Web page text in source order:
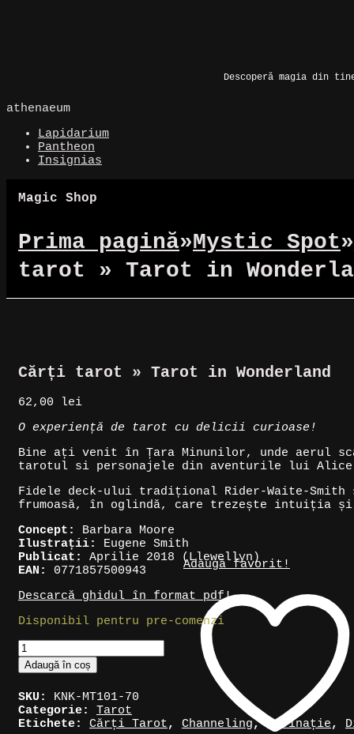
Descoperă magia din
athenaeum
Lapidarium
Pantheon
Insignias
Magic Shop
Prima pagină»Mystic Spot»
tarot » Tarot in
Cărți tarot » Tarot in Wonderland
62,00
lei
O experiență de tarot cu delicii curioase!
Bine ați venit în Țara Minunilor, unde aerul
tarotul si personajele din aventurile lui Alice
Fidele deck-ului tradițional Rider-Waite-
frumoasă, în oglindă, care trezește intuiția
Concept:
Barbara Moore
Ilustrații:
Eugene Smith
Publicat:
Aprilie 2018 (Llewellyn)
EAN: 0771857500943
Descarcă ghidul în format pdf!
Disponibil pentru pre-comenzi
Cantitate
Cărți
tarot
Tarot
in
Wonderland
Adaugă în coș
Adaugă favorit!
SKU: KNK-MT101-70
Categorie: Tarot
Etichete: Cărți Tarot, Channeling, Divinație,